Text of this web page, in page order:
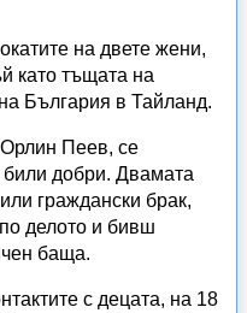
на двете жени,
като тъщата на
България в Тайланд.
Орлин Пеев, се
добри. Двамата
граждански брак,
делото и бивш
баща.
с децата, на 18